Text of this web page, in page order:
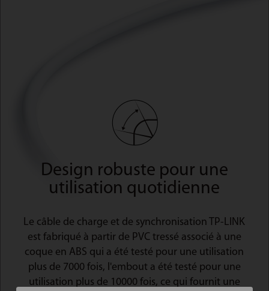
Design robuste pour une
utilisation quotidienne
Le câble de charge et de synchronisation TP-LINK
est fabriqué à partir de PVC tressé associé à une
coque en ABS qui a été testé pour une utilisation
plus de 7000 fois, l'embout a été testé pour une
utilisation plus de 10000 fois, ce qui fournit une